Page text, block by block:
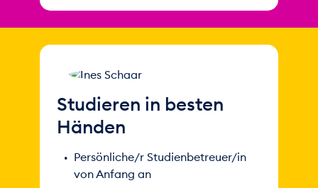
Studieren in besten
Händen
Persönliche/r Studienbetreuer/in
von Anfang an